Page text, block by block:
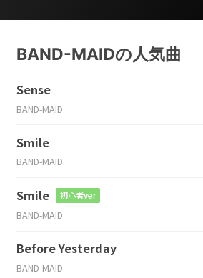
BAND-MAIDの人気曲
Sense
BAND-MAID
Smile
BAND-MAID
Smile 初心者ver
BAND-MAID
Before Yesterday
BAND-MAID